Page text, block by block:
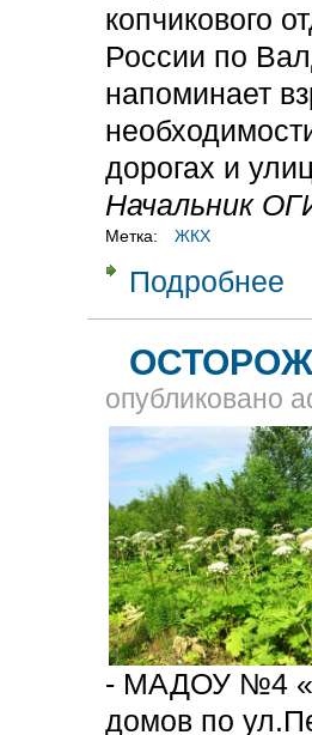
копчикового
России по
напоминает
дорогах и
Начальник
Метка: ЖКХ
Подробнее
опубликовано
- МАДОУ №4
домов по